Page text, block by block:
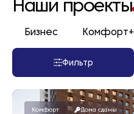
Наши проекты
Бизнес Комфорт+
Фильтр
Комфорт Дома сданы